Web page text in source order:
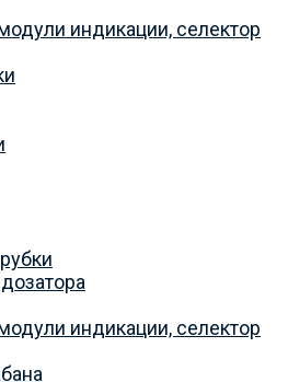
индикации, селектор
индикации, селектор